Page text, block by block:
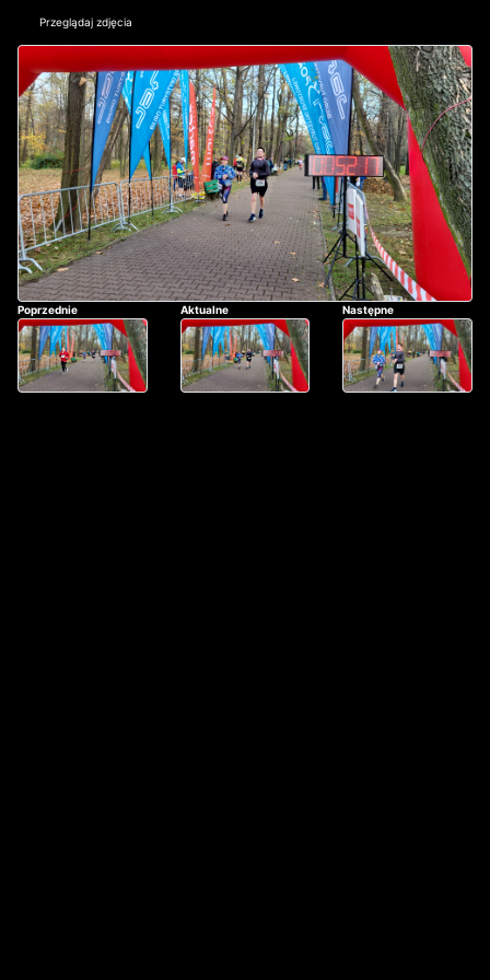
Przeglądaj zdjęcia
Poprzednie Aktualne Następne